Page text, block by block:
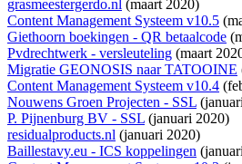
grasmeestergerdo.nl (maart 2020)
Content Management Systeem v10.5
Giethoorn boekingen - QR betaalcode
Pvdrechtwerk - versleuteling (maart
Migratie GEONOSIS naar TATOOINE
Content Management Systeem v10.4
Nouwens Groen Projecten - SSL
P. Pijnenburg BV - SSL (januari 2020)
residualproducts.nl (januari 2020)
Baillestavy.eu - ICS koppelingen